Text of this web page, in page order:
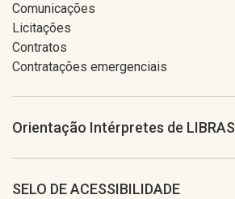
Comunicações
Licitações
Contratos
Contratações emergenciais
Orientação Intérpretes de LIBRAS
SELO DE ACESSIBILIDADE